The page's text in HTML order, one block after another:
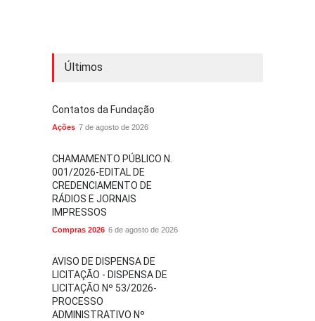
Últimos
Contatos da Fundação
Ações 7 de agosto de 2026
CHAMAMENTO PÚBLICO N.
001/2026-EDITAL DE
CREDENCIAMENTO DE
RÁDIOS E JORNAIS
IMPRESSOS
Compras 2026 6 de agosto de 2026
AVISO DE DISPENSA DE
LICITAÇÃO - DISPENSA DE
LICITAÇÃO Nº 53/2026-
PROCESSO
ADMINISTRATIVO Nº